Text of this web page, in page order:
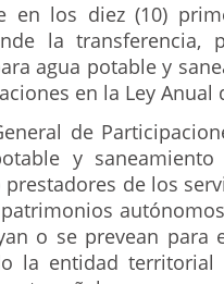
en los diez (10)
la transferencia,
agua potable y
en la Ley Anual
de
y
de los
o se prevean para
la entidad